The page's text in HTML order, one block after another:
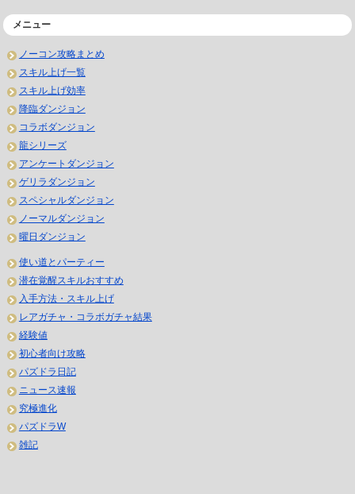
メニュー
ノーコン攻略まとめ
スキル上げ一覧
スキル上げ効率
降臨ダンジョン
コラボダンジョン
龍シリーズ
アンケートダンジョン
ゲリラダンジョン
スペシャルダンジョン
ノーマルダンジョン
曜日ダンジョン
使い道とパーティー
潜在覚醒スキルおすすめ
入手方法・スキル上げ
レアガチャ・コラボガチャ結果
経験値
初心者向け攻略
パズドラ日記
ニュース速報
究極進化
パズドラW
雑記